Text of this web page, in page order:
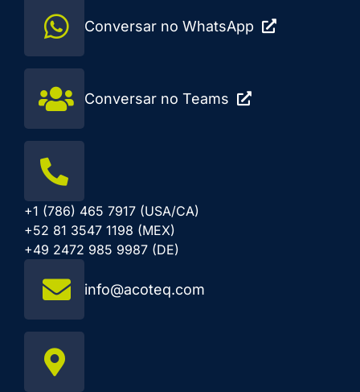
Conversar no WhatsApp
Conversar no Teams
+1 (786) 465 7917 (USA/CA)
+52 81 3547 1198 (MEX)
+49 2472 985 9987 (DE)
info@acoteq.com